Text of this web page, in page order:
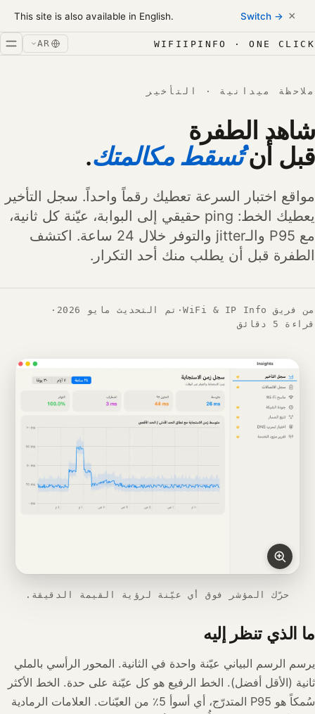
This site is also available in English. Switch → ×
تخطّ إلى المحتوى
WIFIIPINFO · ONE CLICK
AR
ملاحظة ميدانية · التأخير
شاهد الطفرة
قبل أنتُسقط مكالمتك.
مواقع اختبار السرعة تعطيك رقماً واحداً. سجل التأخير
يعطيك الخط: ping حقيقي إلى البوابة، عيّنة كل ثانية،
مع P95 والـjitter والتوفر خلال 24 ساعة. اكتشف
الطفرة قبل أن يطلب منك أحد التكرار.
من فريق WiFi & IP Info · تم التحديث مايو 2026
·
قراءة 5 دقائق
حرّك المؤشر فوق أي عيّنة لرؤية القيمة الدقيقة.
ما الذي تنظر إليه
يرسم الرسم البياني عيّنة واحدة في الثانية. المحور الرأسي بالملي
ثانية (الأقل أفضل). الخط الرفيع هو كل عيّنة على حدة. الخط الأكثر
سُمكاً هو P95 المتدرّج، أي أسوأ 5٪ من العيّنات. العلامات الرمادية